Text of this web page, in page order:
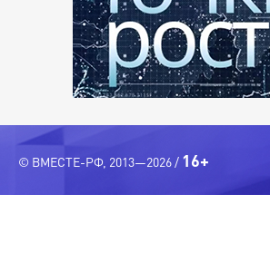
© ВМЕСТЕ-РФ, 2013—2026 / 16+